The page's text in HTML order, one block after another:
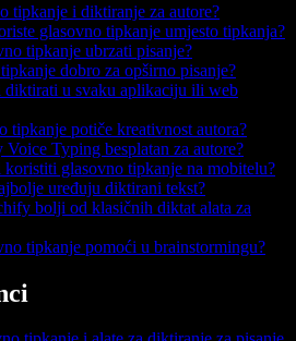
tipkanje i diktiranje za autore?
glasovno tipkanje umjesto tipkanja?
tipkanje ubrzati pisanje?
dobro za opširno pisanje?
u svaku aplikaciju ili web
tipkanje potiče kreativnost autora?
Voice Typing besplatan za autore?
glasovno tipkanje na mobitelu?
uređuju diktirani tekst?
bolji od klasičnih diktat alata za
tipkanje pomoći u brainstormingu?